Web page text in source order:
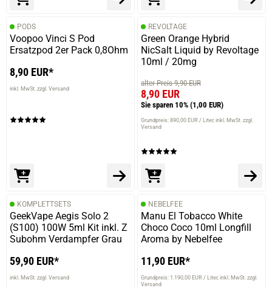
PODS
Voopoo Vinci S Pod
Ersatzpod 2er Pack 0,8Ohm
8,90 EUR*
inkl. MwSt. zzgl. Versand
REVOLTAGE
Green Orange Hybrid
NicSalt Liquid by Revoltage
10ml / 20mg
alter Preis 9,90 EUR
8,90 EUR
Sie sparen 10% (1,00 EUR)
Grundpreis: 890,00 EUR / Liter inkl. MwSt. zzgl.
Versand
KOMPLETTSETS
GeekVape Aegis Solo 2
(S100) 100W 5ml Kit inkl. Z
Subohm Verdampfer Grau
59,90 EUR*
inkl. MwSt. zzgl. Versand
NEBELFEE
Manu El Tobacco White
Choco Coco 10ml Longfill
Aroma by Nebelfee
11,90 EUR*
Grundpreis: 1.190,00 EUR / Liter inkl. MwSt. zzgl.
Versand